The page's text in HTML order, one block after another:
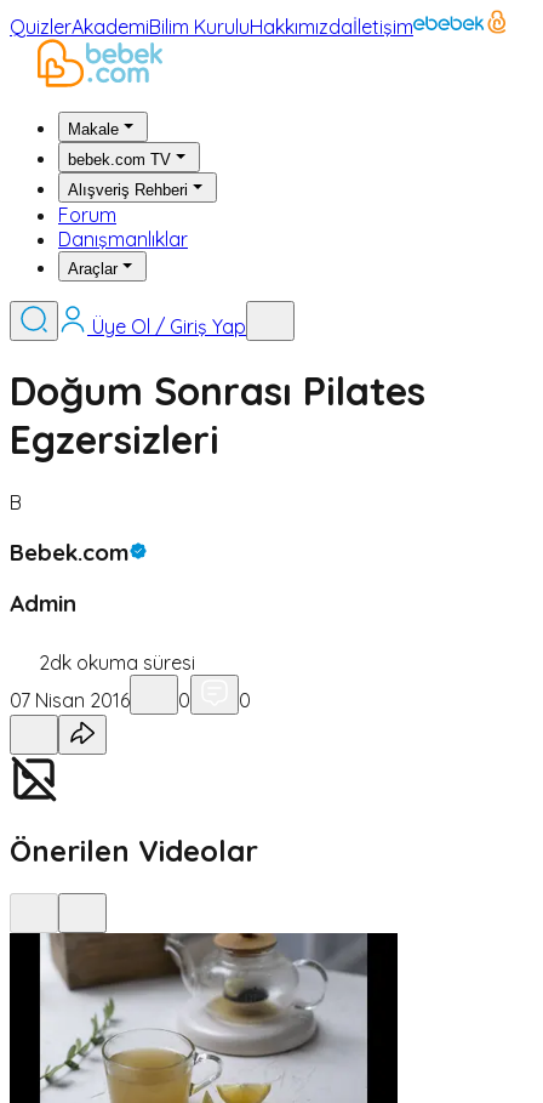
QuizlerAkademiBilim KuruluHakkımızdaİletişim
Makale
bebek.com TV
Alışveriş Rehberi
Forum
Danışmanlıklar
Araçlar
Üye Ol / Giriş Yap
Doğum Sonrası Pilates
Egzersizleri
B
Bebek.com
Admin
2dk okuma süresi
07 Nisan 2016
0 0
Önerilen Videolar